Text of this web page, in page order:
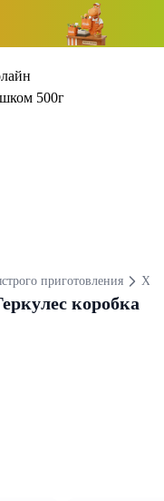
приготовления
коробка